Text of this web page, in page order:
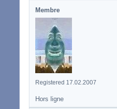
Membre
Registered 17.02.2007
Hors ligne